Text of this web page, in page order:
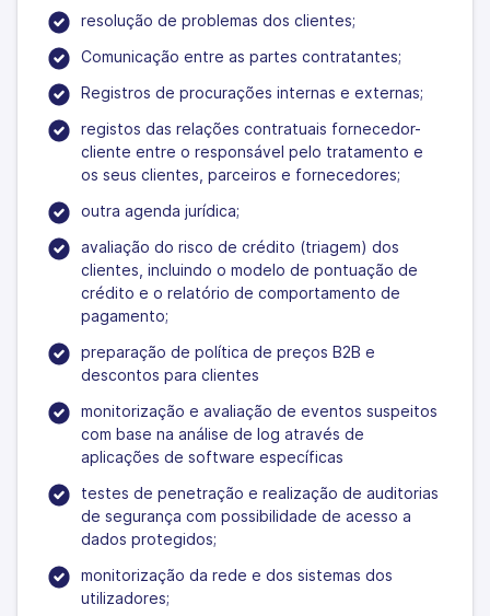
resolução de problemas dos clientes;
Comunicação entre as partes contratantes;
Registros de procurações internas e externas;
registos das relações contratuais fornecedor-
cliente entre o responsável pelo tratamento e
os seus clientes, parceiros e fornecedores;
outra agenda jurídica;
avaliação do risco de crédito (triagem) dos
clientes, incluindo o modelo de pontuação de
crédito e o relatório de comportamento de
pagamento;
preparação de política de preços B2B e
descontos para clientes
monitorização e avaliação de eventos suspeitos
com base na análise de log através de
aplicações de software específicas
testes de penetração e realização de auditorias
de segurança com possibilidade de acesso a
dados protegidos;
monitorização da rede e dos sistemas dos
utilizadores;